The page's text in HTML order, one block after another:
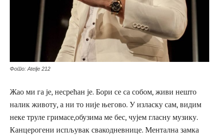
Фото: Atelje 212
Жао ми га је, несрећан је. Бори се са собом, живи нешто
налик животу, а ни то није његово. У изласку сам, видим
неке труле гримасе,обузима ме бес, чујем гласну музику.
Канцерогени испљувак свакодневнице. Ментална замка